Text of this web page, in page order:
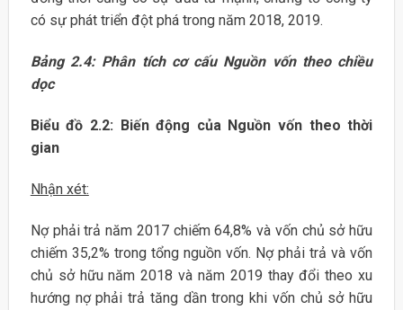
có sự phát triển đột phá trong năm 2018, 2019.
Bảng 2.4: Phân tích cơ cấu Nguồn vốn theo chiều
dọc
Biểu đồ 2.2: Biến động của Nguồn vốn theo thời
gian
Nhận xét:
Nợ phải trả năm 2017 chiếm 64,8% và vốn chủ sở hữu
chiếm 35,2% trong tổng nguồn vốn. Nợ phải trả và vốn
chủ sở hữu năm 2018 và năm 2019 thay đổi theo xu
hướng nợ phải trả tăng dần trong khi vốn chủ sở hữu